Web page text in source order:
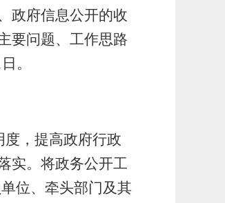
政府信息公开的收
要问题、工作思路
。
，提高政府行政
实。将政务公开工
位、牵头部门及其